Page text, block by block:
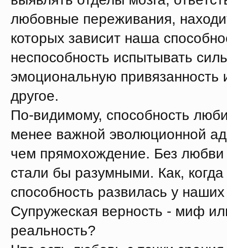
любовные переживания,
которых зависит наша
неспособность испытывать
эмоциональную привязанность
другое.
По-видимому, способность
менее важной эволюционной
чем прямохождение. Без
стали бы разумными. Как,
способность развилась у
Супружеская верность - миф
реальность?